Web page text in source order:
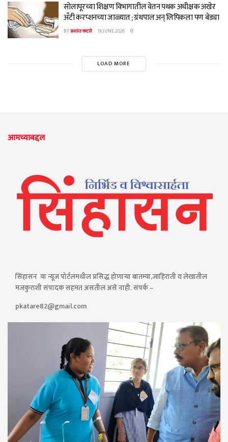
सोलापूरच्या शिक्षण विभागातील वेतन पथक अधीक्षक अखेर
अँटी करप्शनच्या जाळ्यात ; ग्रंथपाल अन् लिपिकला पण बेड्या
BYप्रशांत कटारे 18 JUNE 2026 0
LOAD MORE
आमच्याबद्दल
सिंहासन या न्यूज पोर्टलमधील प्रसिद्ध होणाऱ्या बातम्या,जाहिराती व लेखातील
मजकुराशी संपादक सहमत असतील असे नाही. संपर्क –
pkatare82@gmail.com